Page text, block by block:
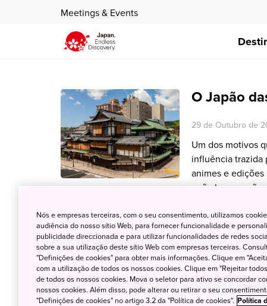
Meetings & Events
O Japão
29 de Outubro de
Um dos motivos
influência trazida
animes e edições
quão bacana não
e que existem
paixão pelo
Nós e empresas terceiras, com o seu consentimento, utilizamos
audiência do nosso sítio Web, para fornecer funcionalidade e
publicidade direccionada e para utilizar funcionalidades de redes
sobre a sua utilização deste sítio Web com empresas terceiras.
"Definições de cookies" para obter mais informações. Clique em
com a utilização de todos os nossos cookies. Clique em "Rejeitar
de todos os nossos cookies. Mova o seletor para ativo se concordar
nossos cookies. Além disso, pode alterar ou retirar o seu
"Definições de cookies" no artigo 3.2 da "Política de cookies". Política